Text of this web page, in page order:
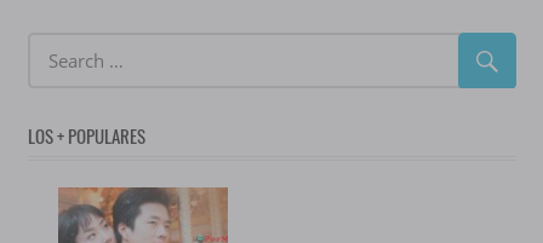
LOS + POPULARES